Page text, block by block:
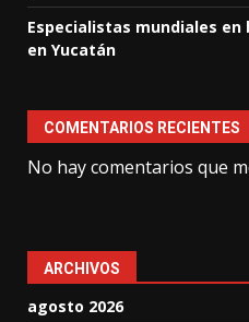
Especialistas mundiales
en Yucatán
COMENTARIOS RECIENTES
No hay comentarios que
ARCHIVOS
agosto 2026